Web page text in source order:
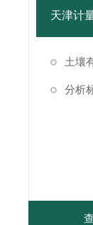
天津计
土壤
分析